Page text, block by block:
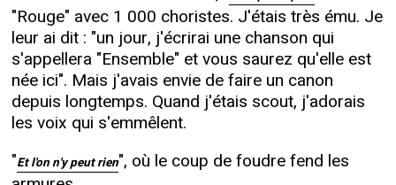
"Rouge" avec 1 000 choristes. J'étais très ému. Je
leur ai dit : "un jour, j'écrirai une chanson qui
s'appellera "Ensemble" et vous saurez qu'elle est
née ici". Mais j'avais envie de faire un canon
depuis longtemps. Quand j'étais scout, j'adorais
les voix qui s'emmêlent.
"Et l'on n'y peut rien", où le coup de foudre fend les